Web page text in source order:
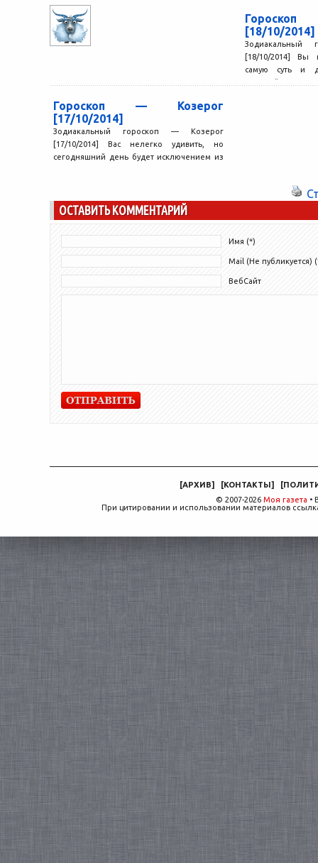
[18/10/2014]
Зодиакальный
[18/10/2014] Вы
самую суть и
скрытый смысл
Гороскоп — Козерог
[17/10/2014]
Зодиакальный гороскоп — Козерог
[17/10/2014] Вас нелегко удивить, но
сегодняшний день будет исключением из
ОСТАВИТЬ КОММЕНТАРИЙ
Имя (*)
Mail (Не публикуется)
ВебСайт
[АРХИВ] [КОНТАКТЫ] [
© 2007-2026 Моя газета •
При цитировании и использовании материалов